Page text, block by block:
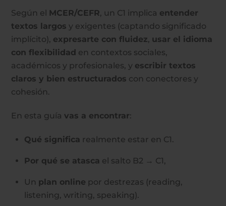
Según el MCER/CEFR, un C1 implica entender
textos largos y exigentes (captando significado
implícito), expresarte con fluidez, usar el idioma
con flexibilidad en contextos sociales,
académicos y profesionales, y escribir textos
claros y bien estructurados con conectores y
cohesión.
En esta guía vas a encontrar:
Qué significa realmente estar en C1.
Por qué se atasca el salto B2 → C1,
Un plan online por destrezas (reading,
listening, writing, speaking).